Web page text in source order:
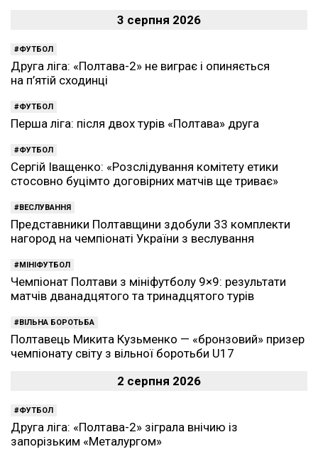
3 серпня 2026
ФУТБОЛ
Друга ліга: «Полтава-2» не виграє і опиняється
на п’ятій сходинці
ФУТБОЛ
Перша ліга: після двох турів «Полтава» друга
ФУТБОЛ
Сергій Іващенко: «Розслідування комітету етики
стосовно буцімто договірних матчів ще триває»
ВЕСЛУВАННЯ
Представники Полтавщини здобули 33 комплекти
нагород на чемпіонаті України з веслування
МІНІФУТБОЛ
Чемпіонат Полтави з мініфутболу 9×9: результати
матчів дванадцятого та тринадцятого турів
ВІЛЬНА БОРОТЬБА
Полтавець Микита Кузьменко — «бронзовий» призер
чемпіонату світу з вільної боротьби U17
2 серпня 2026
ФУТБОЛ
Друга ліга: «Полтава-2» зіграла внічию із
запорізьким «Металургом»